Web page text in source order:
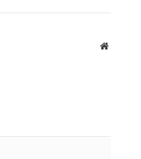
Website